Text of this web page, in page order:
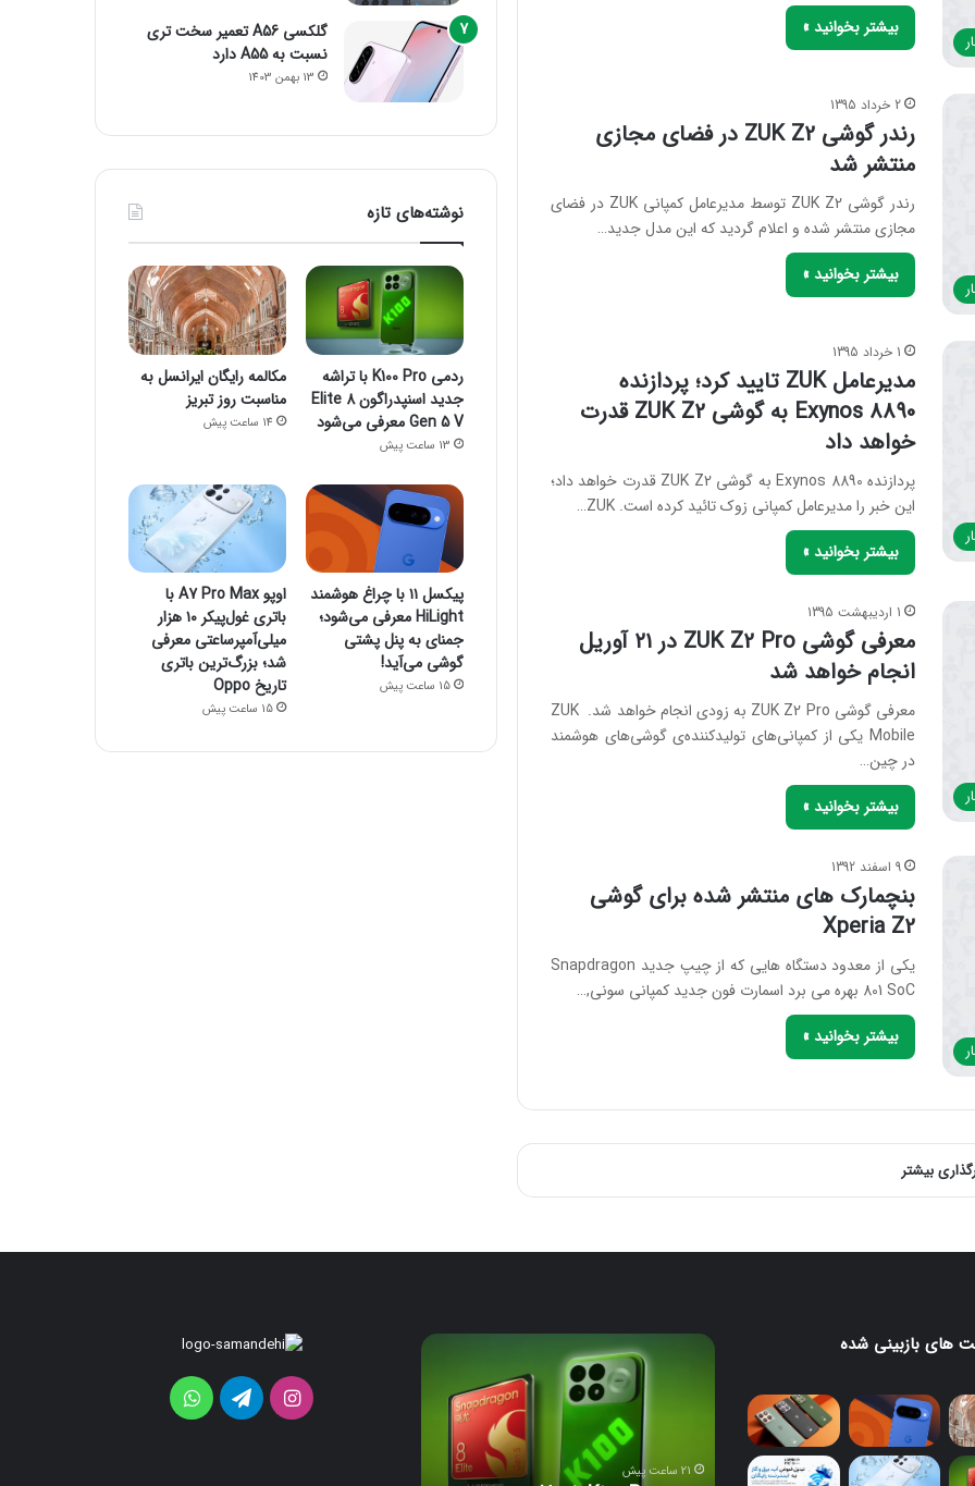
بیشتر بخوانید »
2 خرداد 1395
رندر گوشی ZUK Z2 در فضای مجازی
منتشر شد
رندر گوشی ZUK Z2 توسط مدیر‌عامل کمپانی ZUK در فضای
مجازی منتشر شده و اعلام گردید که این مدل جدید…
بیشتر بخوانید »
1 خرداد 1395
مدیر‌عامل ZUK تایید کرد؛ پردازنده
Exynos 8890 به گوشی ZUK Z2 قدرت
خواهد داد
پردازنده Exynos 8890 به گوشی ZUK Z2 قدرت خواهد داد؛
این خبر را مدیر‌عامل کمپانی زوک تائید کرده است. ZUK…
بیشتر بخوانید »
1 اردیبهشت 1395
معرفی گوشی ZUK Z2 Pro در ۲۱ آوریل
انجام خواهد شد
معرفی گوشی ZUK Z2 Pro به زودی انجام خواهد شد. ZUK
Mobile یکی از کمپانی‌های تولیدکننده‌ی گوشی‌های هوشمند
در چین…
بیشتر بخوانید »
9 اسفند 1392
بنچمارک های منتشر شده برای گوشی
Xperia Z2
یکی از معدود دستگاه هایی که از چیپ جدید Snapdragon
801 SoC بهره می برد اسمارت فون جدید کمپانی سونی,…
بیشتر بخوانید »
بیشتر
گلکسی A56 تعمیر سخت تری
نسبت به A55 دارد
13 بهمن 1403
نوشته‌های تازه
ردمی K100 Pro با تراشه
جدید اسنپدراگون 8 Elite
Gen 5 V معرفی می‌شود
13 ساعت پیش
مکالمه رایگان ایرانسل به
مناسبت روز تبریز
14 ساعت پیش
پیکسل ۱۱ با چراغ هوشمند
HiLight معرفی می‌شود؛
جمنای به پنل پشتی
گوشی می‌آید!
15 ساعت پیش
اوپو A7 Pro Max با
باتری غول‌پیکر ۱۰ هزار
میلی‌آمپرساعتی معرفی
شد؛ بزرگ‌ترین باتری
تاریخ Oppo
15 ساعت پیش
های بازبینی شده
ردمی
جدید
21 ساعت پیش
اینستاگرامتلگرام واتس